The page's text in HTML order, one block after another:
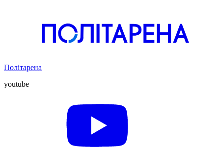
Політарена
youtube